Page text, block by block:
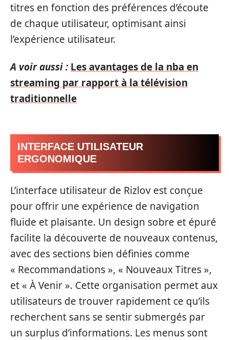
titres en fonction des préférences d’écoute
de chaque utilisateur, optimisant ainsi
l’expérience utilisateur.
A voir aussi : Les avantages de la nba en
streaming par rapport à la télévision
traditionnelle
INTERFACE UTILISATEUR
ERGONOMIQUE
L’interface utilisateur de Rizlov est conçue
pour offrir une expérience de navigation
fluide et plaisante. Un design sobre et épuré
facilite la découverte de nouveaux contenus,
avec des sections bien définies comme
« Recommandations », « Nouveaux Titres »,
et « À Venir ». Cette organisation permet aux
utilisateurs de trouver rapidement ce qu’ils
recherchent sans se sentir submergés par
un surplus d’informations. Les menus sont